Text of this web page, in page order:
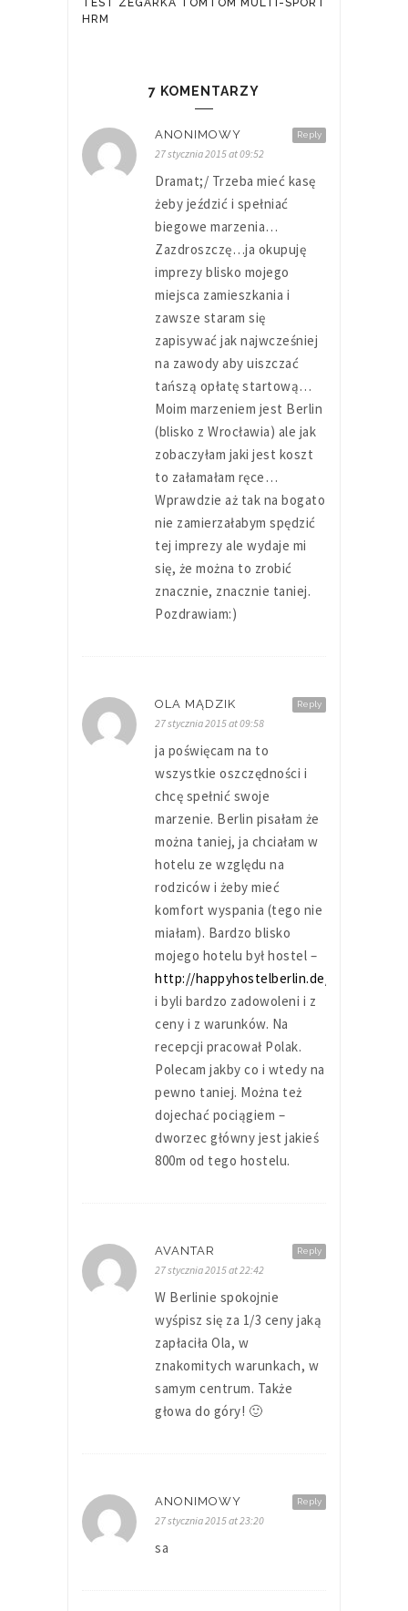
TEST ZEGARKA TOMTOM MULTI-SPORT
HRM
7 KOMENTARZY
Reply
ANONIMOWY
27 stycznia 2015 at 09:52
Dramat;/ Trzeba mieć kasę
żeby jeździć i spełniać
biegowe marzenia…
Zazdroszczę…ja okupuję
imprezy blisko mojego
miejsca zamieszkania i
zawsze staram się
zapisywać jak najwcześniej
na zawody aby uiszczać
tańszą opłatę startową…
Moim marzeniem jest Berlin
(blisko z Wrocławia) ale jak
zobaczyłam jaki jest koszt
to załamałam ręce…
Wprawdzie aż tak na bogato
nie zamierzałabym spędzić
tej imprezy ale wydaje mi
się, że można to zrobić
znacznie, znacznie taniej.
Pozdrawiam:)
Reply
OLA MĄDZIK
27 stycznia 2015 at 09:58
ja poświęcam na to
wszystkie oszczędności i
chcę spełnić swoje
marzenie. Berlin pisałam że
można taniej, ja chciałam w
hotelu ze względu na
rodziców i żeby mieć
komfort wyspania (tego nie
miałam). Bardzo blisko
mojego hotelu był hostel –
http://happyhostelberlin.de/
i byli bardzo zadowoleni i z
ceny i z warunków. Na
recepcji pracował Polak.
Polecam jakby co i wtedy na
pewno taniej. Można też
dojechać pociągiem –
dworzec główny jest jakieś
800m od tego hostelu.
Reply
AVANTAR
27 stycznia 2015 at 22:42
W Berlinie spokojnie
wyśpisz się za 1/3 ceny jaką
zapłaciła Ola, w
znakomitych warunkach, w
samym centrum. Także
głowa do góry! 🙂
Reply
ANONIMOWY
27 stycznia 2015 at 23:20
sa